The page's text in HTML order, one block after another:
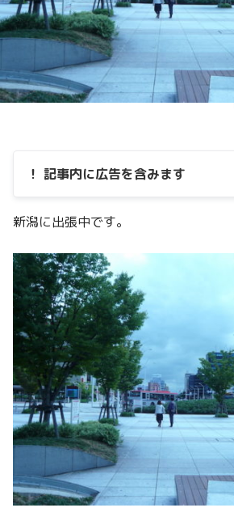
！ 記事内に広告を含みます
新潟に出張中です。